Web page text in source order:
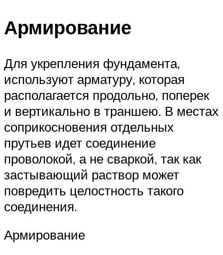
Армирование
Для укрепления фундамента,
используют арматуру, которая
располагается продольно, поперек
и вертикально в траншею. В местах
соприкосновения отдельных
прутьев идет соединение
проволокой, а не сваркой, так как
застывающий раствор может
повредить целостность такого
соединения.
Армирование